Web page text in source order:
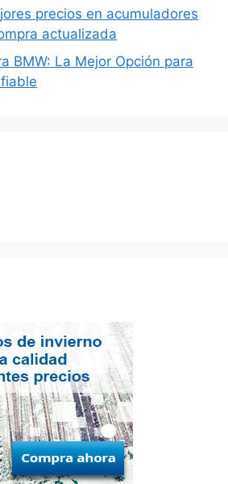
precios en acumuladores
actualizada
BMW: La Mejor Opción para